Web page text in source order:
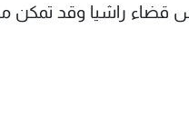
قضاء راشيا وقد